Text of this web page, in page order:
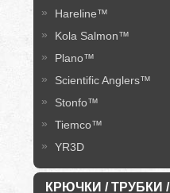
Hareline™
Kola Salmon™
Plano™
Scientific Anglers™
Stonfo™
Tiemco™
YR3D
КРЮЧКИ / ТРУБКИ /